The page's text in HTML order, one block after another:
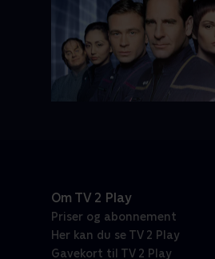
Om TV 2 Play
Priser og abonnement
Her kan du se TV 2 Play
Gavekort til TV 2 Play